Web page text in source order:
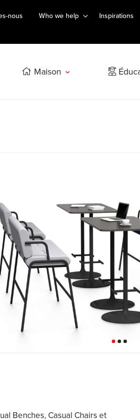
nous Who we help Inspirations
Maison
Benches, Casual Chairs et